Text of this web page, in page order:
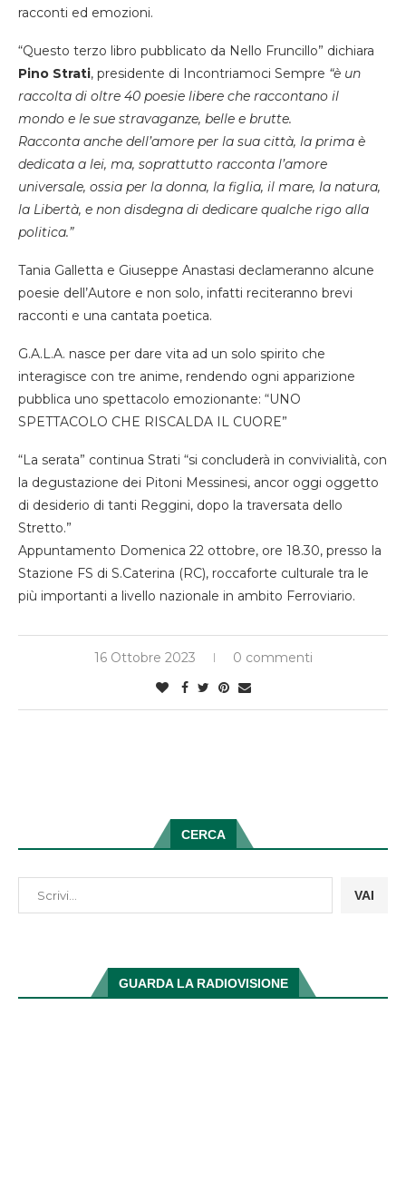
racconti ed emozioni.
“Questo terzo libro pubblicato da Nello Fruncillo” dichiara
Pino Strati, presidente di Incontriamoci Sempre “è un
raccolta di oltre 40 poesie libere che raccontano il
mondo e le sue stravaganze, belle e brutte.
Racconta anche dell’amore per la sua città, la prima è
dedicata a lei, ma, soprattutto racconta l’amore
universale, ossia per la donna, la figlia, il mare, la natura,
la Libertà, e non disdegna di dedicare qualche rigo alla
politica.”
Tania Galletta e Giuseppe Anastasi declameranno alcune
poesie dell’Autore e non solo, infatti reciteranno brevi
racconti e una cantata poetica.
G.A.L.A. nasce per dare vita ad un solo spirito che
interagisce con tre anime, rendendo ogni apparizione
pubblica uno spettacolo emozionante: “UNO
SPETTACOLO CHE RISCALDA IL CUORE”
“La serata” continua Strati “si concluderà in convivialità, con
la degustazione dei Pitoni Messinesi, ancor oggi oggetto
di desiderio di tanti Reggini, dopo la traversata dello
Stretto.”
Appuntamento Domenica 22 ottobre, ore 18.30, presso la
Stazione FS di S.Caterina (RC), roccaforte culturale tra le
più importanti a livello nazionale in ambito Ferroviario.
16 Ottobre 2023 0 commenti
CERCA
VAI
GUARDA LA RADIOVISIONE